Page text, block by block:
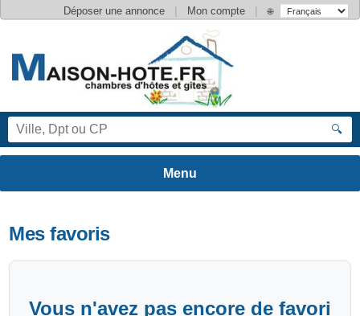
Déposer une annonce | Mon compte | 🌐
🔍
Mes favoris
Vous n'avez pas encore de favori